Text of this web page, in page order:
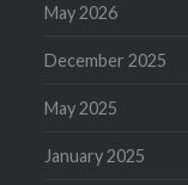
May 2026
December 2025
May 2025
January 2025